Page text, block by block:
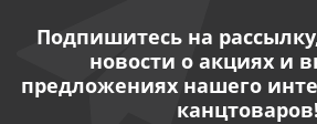
Подпишитесь на
новости о акциях и
предложениях нашего
канцтоваров!